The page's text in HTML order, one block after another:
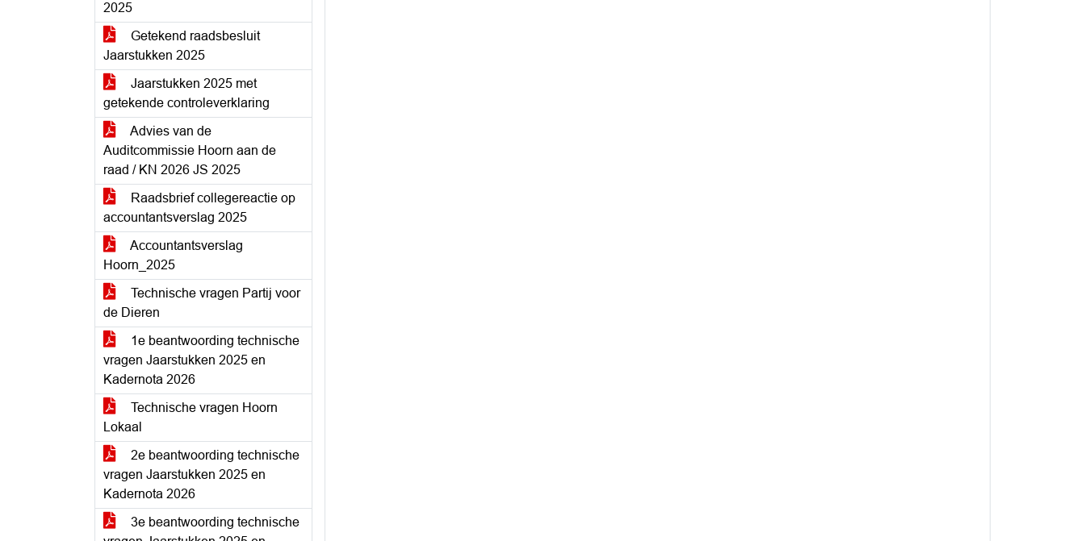
2025
Getekend raadsbesluit
Jaarstukken 2025
Jaarstukken 2025 met
getekende controleverklaring
Advies van de
Auditcommissie Hoorn aan de
raad / KN 2026 JS 2025
Raadsbrief collegereactie op
accountantsverslag 2025
Accountantsverslag
Hoorn_2025
Technische vragen Partij voor
de Dieren
1e beantwoording technische
vragen Jaarstukken 2025 en
Kadernota 2026
Technische vragen Hoorn
Lokaal
2e beantwoording technische
vragen Jaarstukken 2025 en
Kadernota 2026
3e beantwoording technische